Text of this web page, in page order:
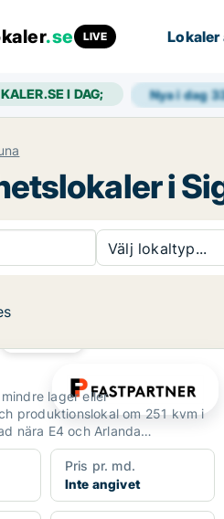
.se LIVE Lokaler
I DAG; Nya i dag
i
Välj lokaltyp...
lager eller
produktionslokal om 251 kvm i
nära E4 och Arlanda
Pris pr. md.
Inte angivet